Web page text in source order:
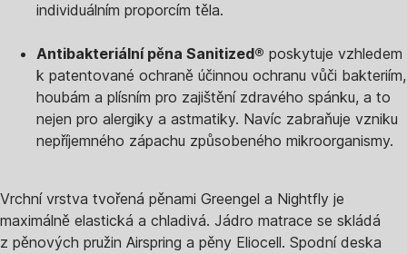
individuálním proporcím těla.
Antibakteriální pěna Sanitized® poskytuje vzhledem
k patentované ochraně účinnou ochranu vůči bakteriím,
houbám a plísním pro zajištění zdravého spánku, a to
nejen pro alergiky a astmatiky. Navíc zabraňuje vzniku
nepříjemného zápachu způsobeného mikroorganismy.
Vrchní vrstva tvořená pěnami Greengel a Nightfly je
maximálně elastická a chladivá. Jádro matrace se skládá
z pěnových pružin Airspring a pěny Eliocell. Spodní deska